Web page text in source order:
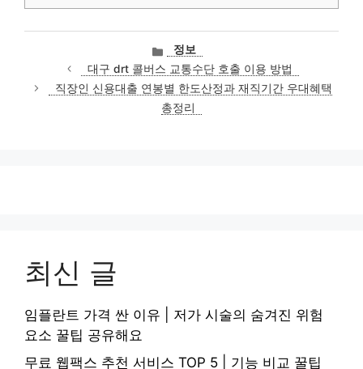
카
테
고
리
정보
대구 drt 콜버스 교통수단 호출 이용 방법
직장인 신용대출 연봉별 한도산정과 재직기간 우대혜택
총정리
최신 글
임플란트 가격 싼 이유 | 저가 시술의 숨겨진 위험
요소 꿀팁 공유해요
무료 웹팩스 추천 서비스 TOP 5 | 기능 비교 꿀팁